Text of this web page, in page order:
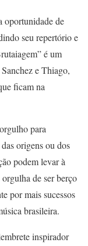
oportunidade de
seu repertório e
é um
e Thiago,
ficam na
para
origens ou dos
podem levar à
de ser berço
por mais sucessos
brasileira.
inspirador